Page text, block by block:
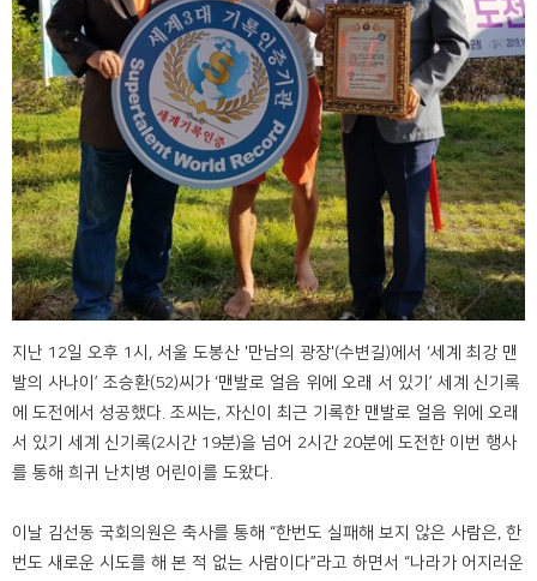
지난 12일 오후 1시, 서울 도봉산 '만남의 광장'(수변길)에서 ‘세계 최강 맨
발의 사나이’ 조승환(52)씨가 ‘맨발로 얼음 위에 오래 서 있기’ 세계 신기록
에 도전에서 성공했다. 조씨는, 자신이 최근 기록한 맨발로 얼음 위에 오래
서 있기 세계 신기록(2시간 19분)을 넘어 2시간 20분에 도전한 이번 행사
를 통해 희귀 난치병 어린이를 도왔다.
이날 김선동 국회의원은 축사를 통해 “한번도 실패해 보지 않은 사람은, 한
번도 새로운 시도를 해 본 적 없는 사람이다”라고 하면서 “나라가 어지러운